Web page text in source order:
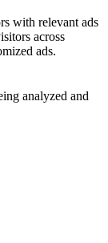
with relevant ads
across
ads.
analyzed and